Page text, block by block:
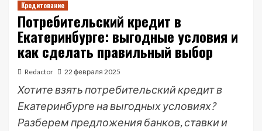
Кредитование
Потребительский кредит в
Екатеринбурге: выгодные условия и
как сделать правильный выбор
Redactor 22 февраля 2025
Хотите взять потребительский кредит в
Екатеринбурге на выгодных условиях?
Разберем предложения банков, ставки и